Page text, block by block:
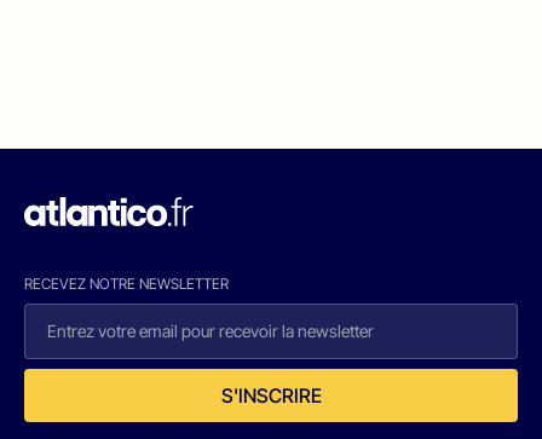
RECEVEZ NOTRE NEWSLETTER
S'INSCRIRE